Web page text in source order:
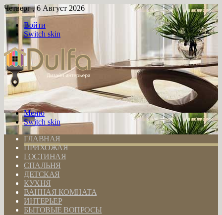
Четверг , 6 Август 2026
Войти
Switch skin
Меню
Switch skin
ГЛАВНАЯ
ПРИХОЖАЯ
ГОСТИНАЯ
СПАЛЬНЯ
ДЕТСКАЯ
КУХНЯ
ВАННАЯ КОМНАТА
ИНТЕРЬЕР
БЫТОВЫЕ ВОПРОСЫ